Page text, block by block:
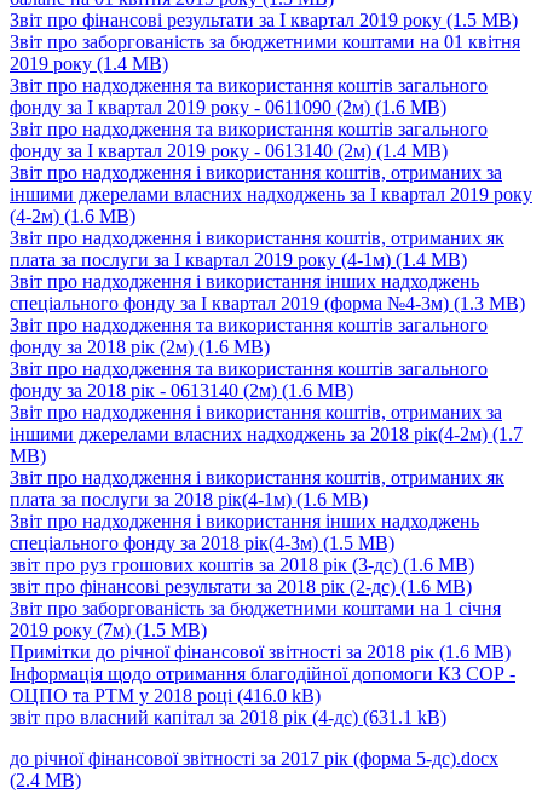
Звіт про фінансові результати за І квартал 2019 року (1.5 MB)
Звіт про заборгованість за бюджетними коштами на 01 квітня
2019 року (1.4 MB)
Звіт про надходження та використання коштів загального
фонду за І квартал 2019 року - 0611090 (2м) (1.6 MB)
Звіт про надходження та використання коштів загального
фонду за І квартал 2019 року - 0613140 (2м) (1.4 MB)
Звіт про надходження і використання коштів, отриманих за
іншими джерелами власних надходжень за І квартал 2019 року
(4-2м) (1.6 MB)
Звіт про надходження і використання коштів, отриманих як
плата за послуги за І квартал 2019 року (4-1м) (1.4 MB)
Звіт про надходження і використання інших надходжень
спеціального фонду за І квартал 2019 (форма №4-3м) (1.3 MB)
Звіт про надходження та використання коштів загального
фонду за 2018 рік (2м) (1.6 MB)
Звіт про надходження та використання коштів загального
фонду за 2018 рік - 0613140 (2м) (1.6 MB)
Звіт про надходження і використання коштів, отриманих за
іншими джерелами власних надходжень за 2018 рік(4-2м) (1.7
MB)
Звіт про надходження і використання коштів, отриманих як
плата за послуги за 2018 рік(4-1м) (1.6 MB)
Звіт про надходження і використання інших надходжень
спеціального фонду за 2018 рік(4-3м) (1.5 MB)
звіт про руз грошових коштів за 2018 рік (3-дс) (1.6 MB)
звіт про фінансові результати за 2018 рік (2-дс) (1.6 MB)
Звіт про заборгованість за бюджетними коштами на 1 січня
2019 року (7м) (1.5 MB)
Примітки до річної фінансової звітності за 2018 рік (1.6 MB)
Інформація щодо отримання благодійної допомоги КЗ СОР -
ОЦПО та РТМ у 2018 році (416.0 kB)
звіт про власний капітал за 2018 рік (4-дс) (631.1 kB)
до річної фінансової звітності за 2017 рік (форма 5-дс).docx
(2.4 MB)